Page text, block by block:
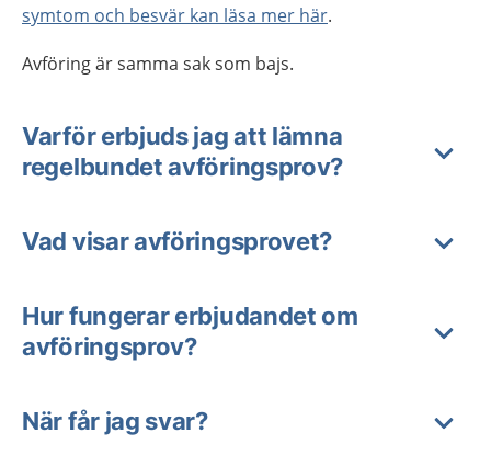
symtom och besvär kan läsa mer här.
Avföring är samma sak som bajs.
Varför erbjuds jag att lämna
regelbundet avföringsprov?
Vad visar avföringsprovet?
Hur fungerar erbjudandet om
avföringsprov?
När får jag svar?